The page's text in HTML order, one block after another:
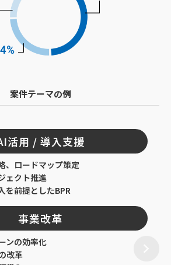
案件テーマの例
活用 / 導入支援
、ロードマップ策定
ェクト推進
を前提としたBPR
事業改革
ンの効率化
改革